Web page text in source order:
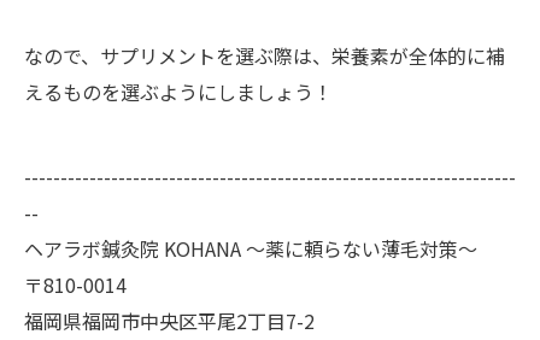
なので、サプリメントを選ぶ際は、栄養素が全体的に補
えるものを選ぶようにしましょう！
--------------------------------------------------------------------
--
ヘアラボ鍼灸院 KOHANA 〜薬に頼らない薄毛対策〜
〒810-0014
福岡県福岡市中央区平尾2丁目7-2